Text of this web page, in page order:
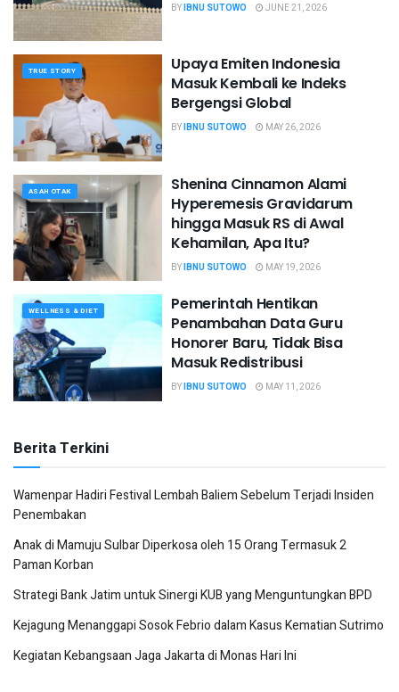
BYIBNU SUTOWO JUNE 21, 2026
TRUE STORY
Upaya Emiten Indonesia
Masuk Kembali ke Indeks
Bergengsi Global
BYIBNU SUTOWO MAY 26, 2026
ASAH OTAK
Shenina Cinnamon Alami
Hyperemesis Gravidarum
hingga Masuk RS di Awal
Kehamilan, Apa Itu?
BYIBNU SUTOWO MAY 19, 2026
WELLNESS & DIET
Pemerintah Hentikan
Penambahan Data Guru
Honorer Baru, Tidak Bisa
Masuk Redistribusi
BYIBNU SUTOWO MAY 11, 2026
Berita Terkini
Wamenpar Hadiri Festival Lembah Baliem Sebelum Terjadi Insiden
Penembakan
Anak di Mamuju Sulbar Diperkosa oleh 15 Orang Termasuk 2
Paman Korban
Strategi Bank Jatim untuk Sinergi KUB yang Menguntungkan BPD
Kejagung Menanggapi Sosok Febrio dalam Kasus Kematian Sutrimo
Kegiatan Kebangsaan Jaga Jakarta di Monas Hari Ini